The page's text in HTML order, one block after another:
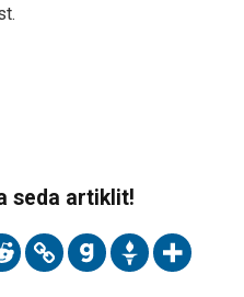
seda artiklit!